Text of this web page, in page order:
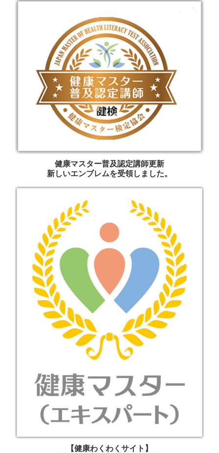
健康マスター普及認定講師更新
新しいエンブレムを受領しました。
【健康わくわくサイト】